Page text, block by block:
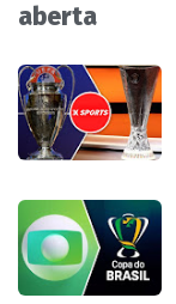
aberta